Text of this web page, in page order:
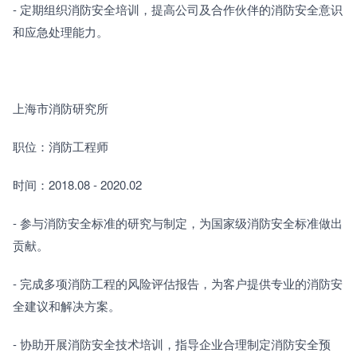
- 定期组织消防安全培训，提高公司及合作伙伴的消防安全意识
和应急处理能力。
上海市消防研究所
职位：消防工程师
时间：2018.08 - 2020.02
- 参与消防安全标准的研究与制定，为国家级消防安全标准做出
贡献。
- 完成多项消防工程的风险评估报告，为客户提供专业的消防安
全建议和解决方案。
- 协助开展消防安全技术培训，指导企业合理制定消防安全预